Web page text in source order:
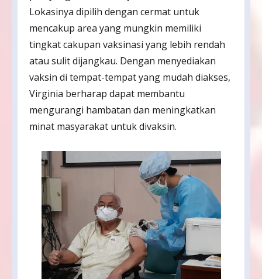
Lokasinya dipilih dengan cermat untuk
mencakup area yang mungkin memiliki
tingkat cakupan vaksinasi yang lebih rendah
atau sulit dijangkau. Dengan menyediakan
vaksin di tempat-tempat yang mudah diakses,
Virginia berharap dapat membantu
mengurangi hambatan dan meningkatkan
minat masyarakat untuk divaksin.